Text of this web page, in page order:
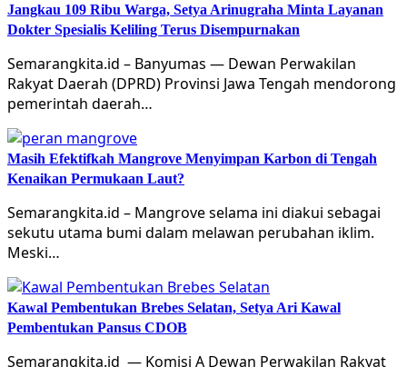
Jangkau 109 Ribu Warga, Setya Arinugraha Minta Layanan
Dokter Spesialis Keliling Terus Disempurnakan
Semarangkita.id – Banyumas — Dewan Perwakilan
Rakyat Daerah (DPRD) Provinsi Jawa Tengah mendorong
pemerintah daerah…
Masih Efektifkah Mangrove Menyimpan Karbon di Tengah
Kenaikan Permukaan Laut?
Semarangkita.id – Mangrove selama ini diakui sebagai
sekutu utama bumi dalam melawan perubahan iklim.
Meski…
Kawal Pembentukan Brebes Selatan, Setya Ari Kawal
Pembentukan Pansus CDOB
Semarangkita.id — Komisi A Dewan Perwakilan Rakyat